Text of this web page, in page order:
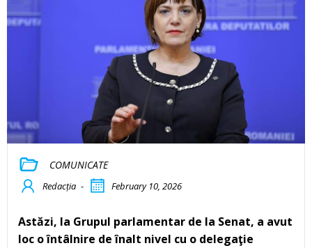
COMUNICATE
Redacția - February 10, 2026
Astăzi, la Grupul parlamentar de la Senat, a avut
loc o întâlnire de înalt nivel cu o delegaţie